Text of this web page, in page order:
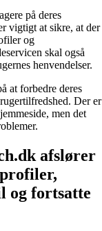
på deres
vigtigt at sikre, at der
og
skal også
henvendelser.
at forbedre deres
Der er
men det
afslører
og fortsatte